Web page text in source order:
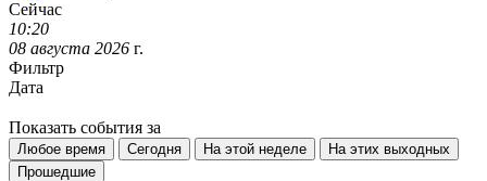
Сейчас
10:20
08 августа 2026 г.
Фильтр
Дата
Показать события за
Любое время Сегодня На этой неделе
На этих выходных
Прошедшие